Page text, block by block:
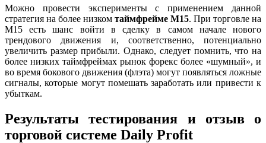
Можно провести эксперименты с применением данной
стратегия на более низком таймфрейме М15. При торговле на
M15 есть шанс войти в сделку в самом начале нового
трендового движения и, соответственно, потенциально
увеличить размер прибыли. Однако, следует помнить, что на
более низких таймфреймах рынок форекс более «шумный», и
во время бокового движения (флэта) могут появляться ложные
сигналы, которые могут помешатьзаработать или привести к
убыткам.
Результаты тестирования и отзыв о
торговой системе Daily Profit